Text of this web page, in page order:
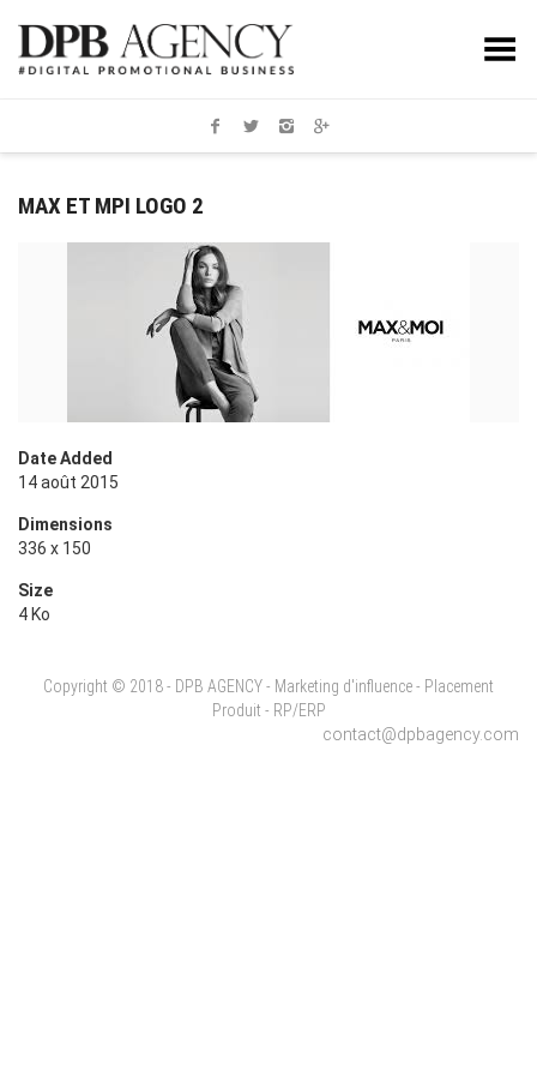
Toggle Menu
MAX ET MPI LOGO 2
Date Added
14 août 2015
Dimensions
336 x 150
Size
4 Ko
Copyright © 2018 - DPB AGENCY - Marketing d'influence - Placement
Produit - RP/ERP
contact@dpbagency.com